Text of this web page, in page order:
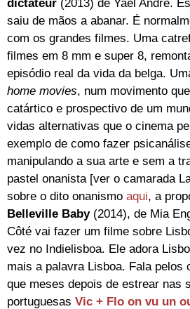
dictateur (2013) de Yaël André.
saiu de mãos a abanar. É
com os grandes filmes. Uma
filmes em 8 mm e super 8,
episódio real da vida da belga.
home movies, num movimento
catártico e prospectivo de um
vidas alternativas que o cinema
exemplo de como fazer
manipulando a sua arte e sem a
pastel onanista [ver o camarada
sobre o dito onanismo aqui, a
Belleville Baby (2014), de Mia
Côté vai fazer um filme sobre
vez no Indielisboa. Ele adora
mais a palavra Lisboa. Fala pelos
que meses depois de estrear nas
portuguesas Vic + Flo on vu un